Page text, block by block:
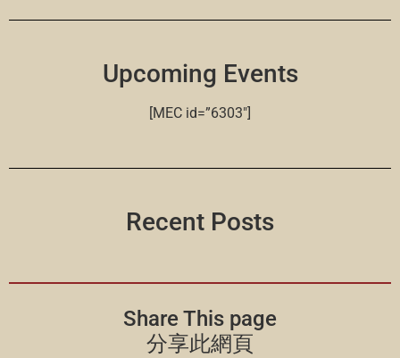
Upcoming Events
[MEC id=”6303″]
Recent Posts
Share This page
分享此網頁